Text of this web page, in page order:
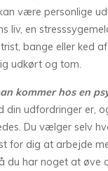
være personlige
liv, en
bange eller ked
udkørt og tom.
kommer hos en
din udfordringer er,
Du vælger selv
for dig at arbejde
du har noget at øve